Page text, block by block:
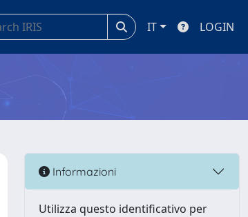
IT LOGIN
Informazioni
Utilizza questo identificativo per